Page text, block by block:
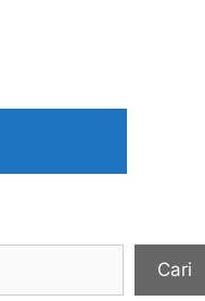
Cari